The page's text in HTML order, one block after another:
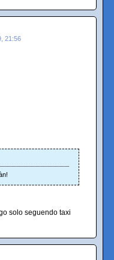
21:56
solo seguendo taxi